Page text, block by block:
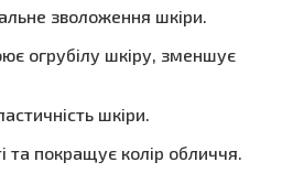
зволоження шкіри.
огрубілу шкіру, зменшує
шкіри.
та покращує колір обличчя.